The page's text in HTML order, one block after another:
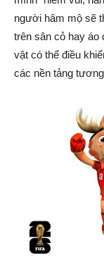
người hâm mộ sẽ
trên sân cỏ hay áo
vật có thể điều
các nền tảng